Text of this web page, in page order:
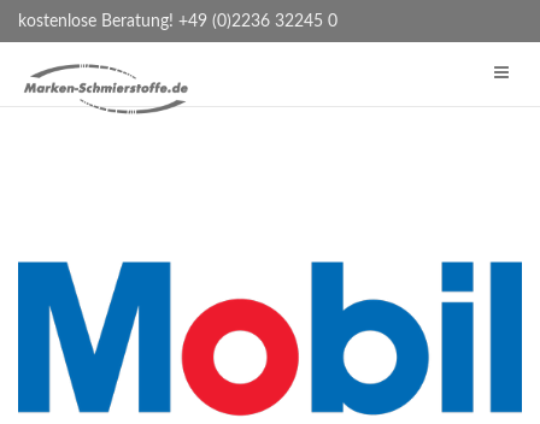
kostenlose Beratung! +49 (0)2236 32245 0